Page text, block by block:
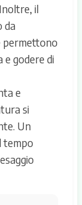
il
da
permettono
godere di
e
si
Un
tempo